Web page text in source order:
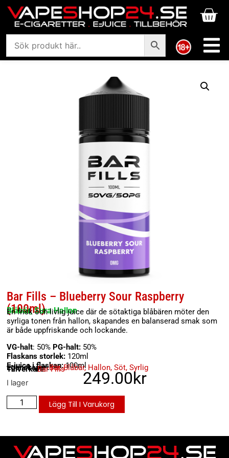
Bar Fills – Blueberry Sour Raspberry
(100ml)
Blåbär, Sura Hallon
En frisk och livlig juice där de sötaktiga blåbären möter den
syrliga tonen från hallon, skapandes en balanserad smak som
är både uppfriskande och lockande.
VG-halt: 50% PG-halt: 50%
Flaskans storlek: 120ml
E-juice i flaskan:100ml
Egenskaper:Bär,Blåbär, Hallon,Söt,Syrlig
Tillverkare:Bar Fills 249.00kr
I lager
Lägg Till I Varukorg